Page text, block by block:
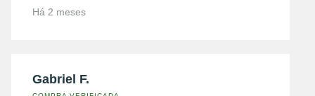
Há 2 meses
Gabriel F.